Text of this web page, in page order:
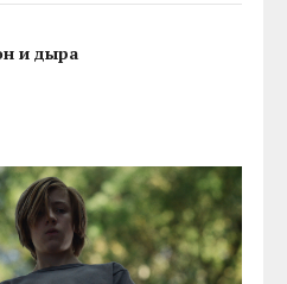
и дыра